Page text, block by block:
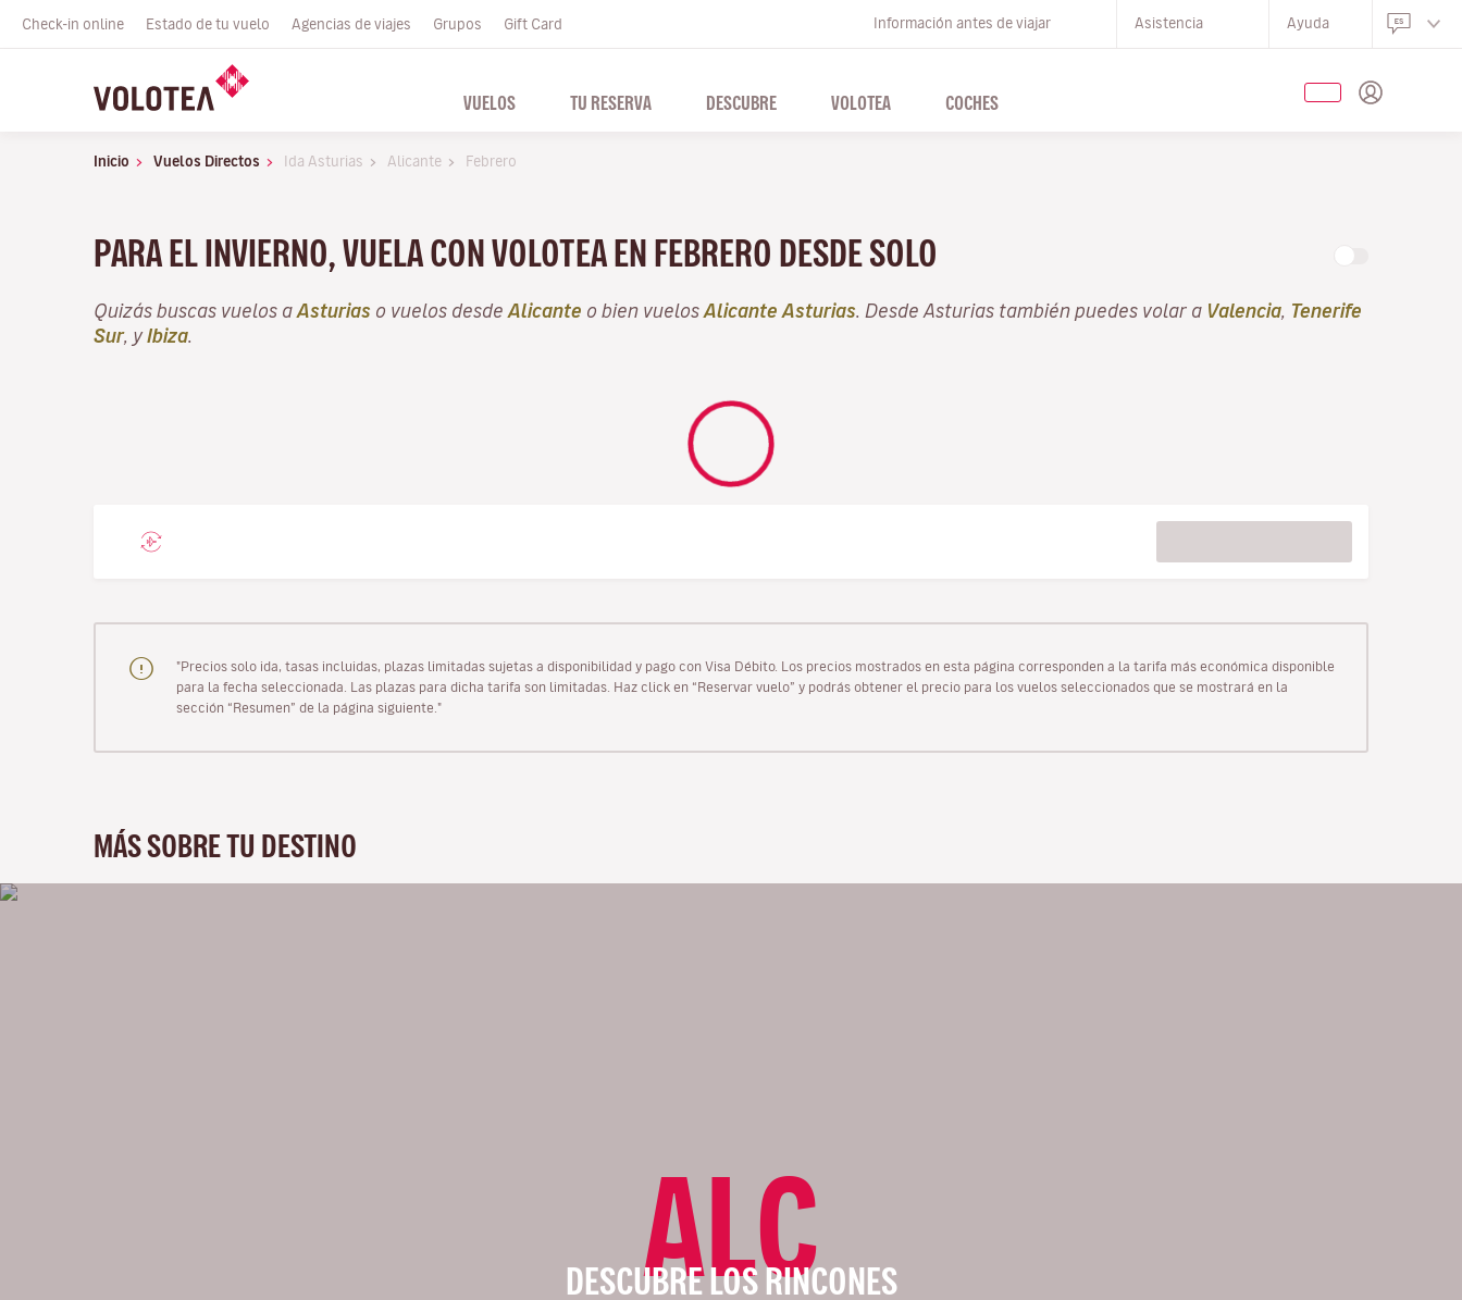
Check-in online Estado de tu vuelo Agencias de viajes Grupos Gift Card Información antes de viajar Asistencia Ayuda
VUELOS TU RESERVA DESCUBRE VOLOTEA COCHES
Inicio Vuelos Directos Ida Asturias Alicante Febrero
PARA EL INVIERNO, VUELA CON VOLOTEA EN FEBRERO DESDE SOLO
Quizás buscas vuelos a Asturias o vuelos desde Alicante o bien vuelos Alicante Asturias . Desde Asturias también puedes volar a Valencia Tenerife
Sur, yIbiza
"Precios solo ida, tasas incluidas, plazas limitadas sujetas a disponibilidad y pago con Visa Débito. Los precios mostrados en esta página corresponden a la tarifa más económica disponible
para la fecha seleccionada. Las plazas para dicha tarifa son limitadas. Haz click en “Reservar vuelo” y podrás obtener el precio para los vuelos seleccionados que se mostrará en la
sección “Resumen” de la página siguiente."
MÁS SOBRE TU DESTINO
ALC
DESCUBRE LOS RINCONES